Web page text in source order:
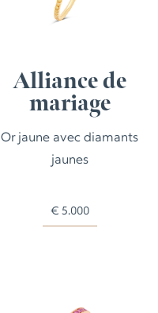
Alliance de
mariage
Or jaune avec diamants
jaunes
€ 5.000